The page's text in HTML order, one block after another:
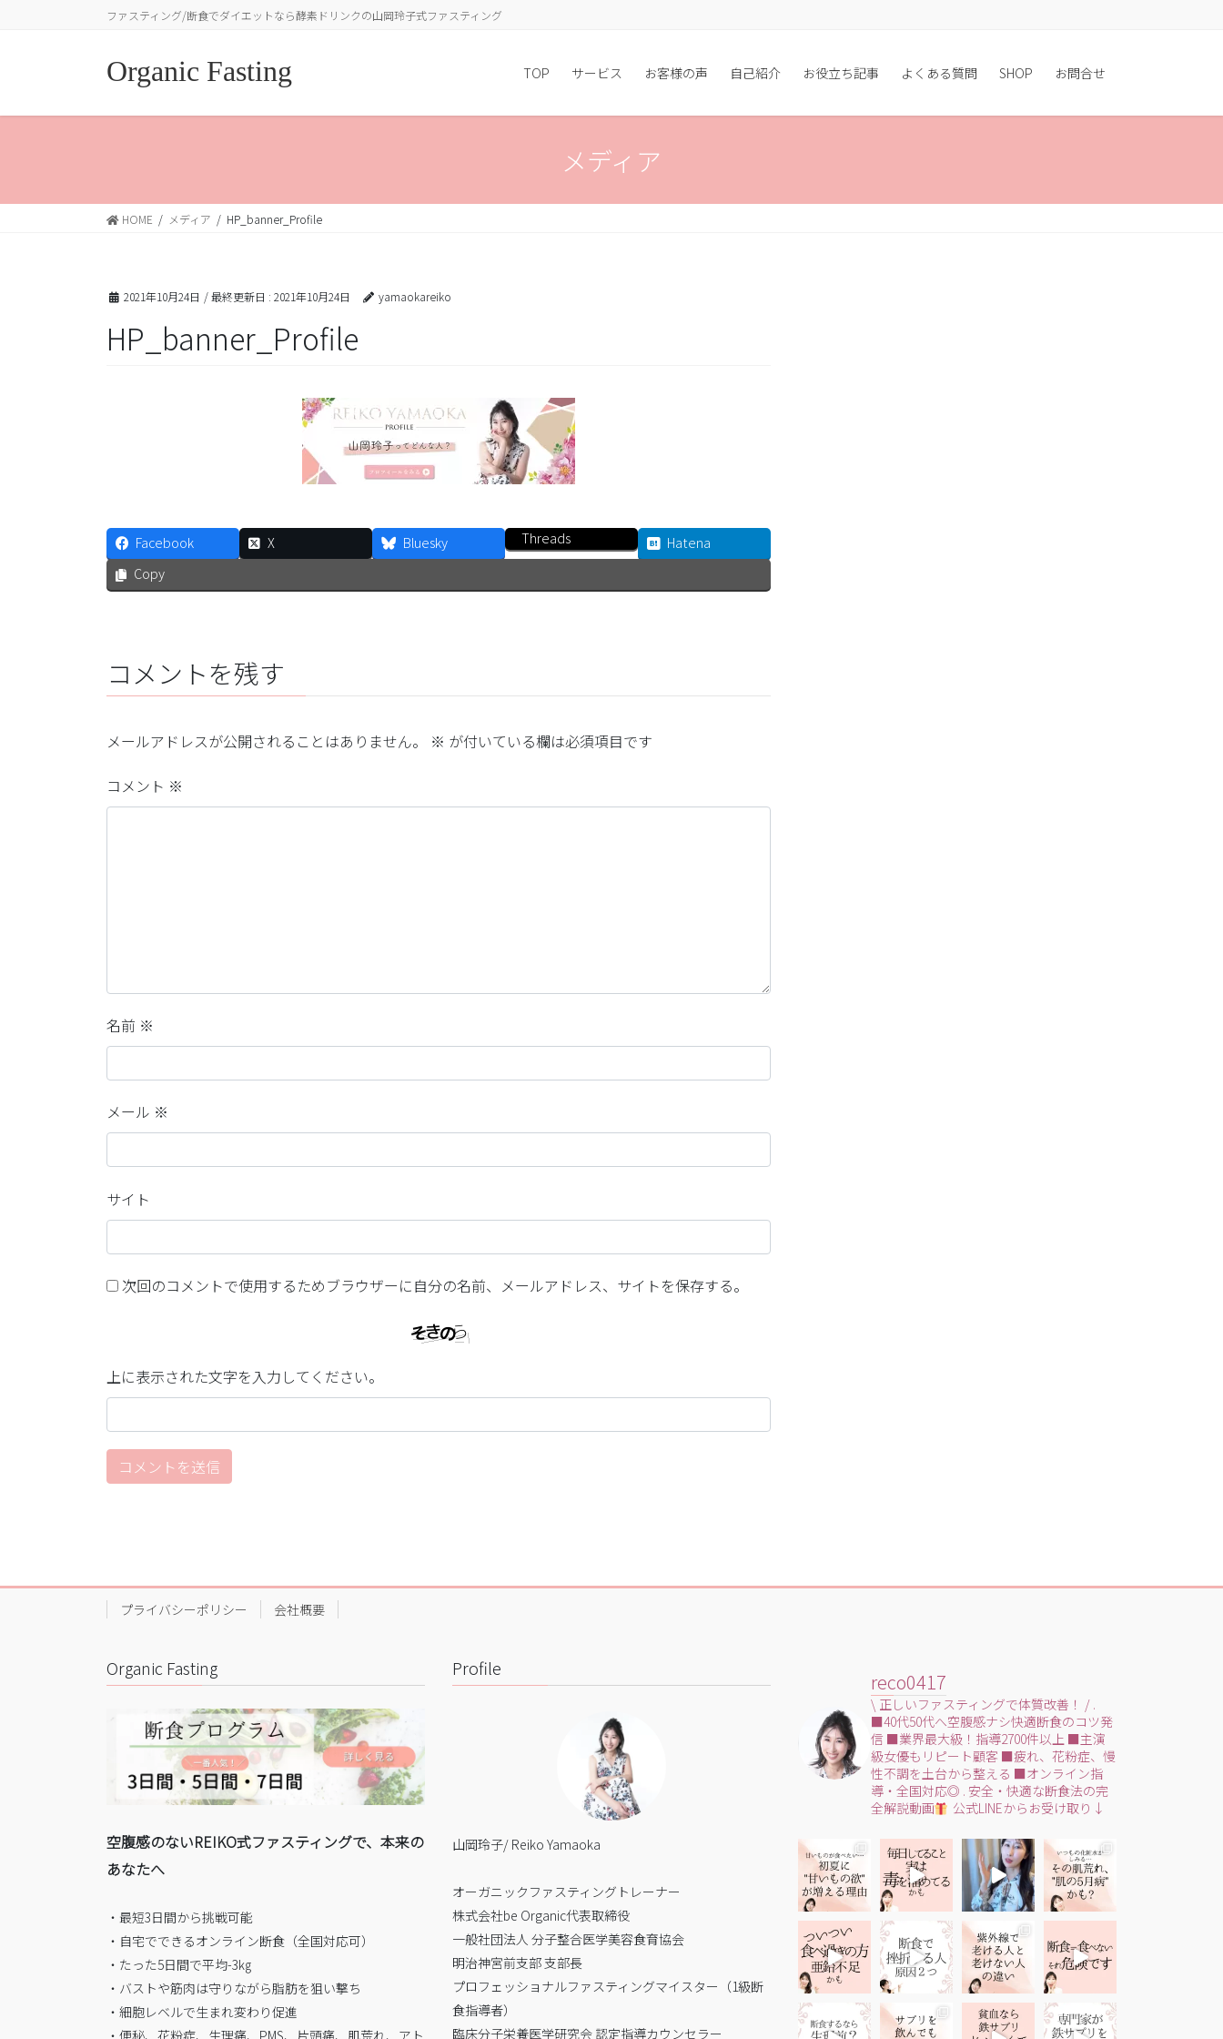
に
ョ
動
ファスティング/断食でダイエットなら酵素ドリンクの山岡玲子式ファスティング
Organic Fasting TOP サービス お客様の声 自己紹介 お役立ち記事 よくある質問 SHOP お問合せ
メディア
HOME メディア HP_banner_Profile
2021年10月24日 / 最終更新日 : 2021年10月24日 yamaokareiko
HP_banner_Profile
Facebook X Bluesky Threads
Hatena
Copy
コメントを残す
メールアドレスが公開されることはありません。 ※ が付いている欄は必須項目です
コメント ※
名前 ※
メール ※
サイト
次回のコメントで使用するためブラウザーに自分の名前、メールアドレス、サイトを保存する。
上に表示された文字を入力してください。
プライバシーポリシー 会社概要
Organic Fasting
空腹感のないREIKO式ファスティングで、本来の
あなたへ
・最短3日間から挑戦可能
・自宅でできるオンライン断食（全国対応可）
・たった5日間で平均-3㎏
・バストや筋肉は守りながら脂肪を狙い撃ち
・細胞レベルで生まれ変わり促進
・便秘、花粉症、生理痛、PMS、片頭痛、肌荒れ、アト
Profile
山岡玲子/ Reiko Yamaoka
オーガニックファスティングトレーナー
株式会社be Organic代表取締役
一般社団法人 分子整合医学美容食育協会
明治神宮前支部 支部長
プロフェッショナルファスティングマイスター（1級断
食指導者）
臨床分子栄養医学研究会 認定指導カウンセラー
reco0417
\ 正しいファスティングで体質改善！ /.
■40代50代へ空腹感ナシ快適断食のコツ発
信 ■業界最大級！指導2700件以上■主演
級女優もリピート顧客 ■疲れ、花粉症、慢
性不調を土台から整える ■オンライン指
導・全国対応◎ . 安全・快適な断食法の完
全解説動画
公式LINEからお受け取り↓